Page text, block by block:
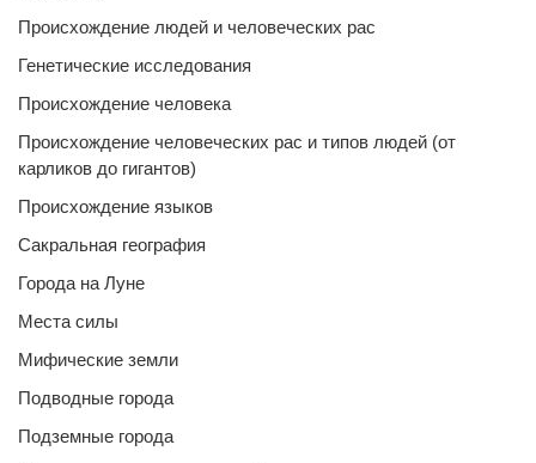
Происхождение людей и человеческих рас
Генетические исследования
Происхождение человека
Происхождение человеческих рас и типов людей (от
карликов до гигантов)
Происхождение языков
Сакральная география
Города на Луне
Места силы
Мифические земли
Подводные города
Подземные города